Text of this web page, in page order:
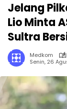
Jelang
Lio Minta
Sultra
Medkom
Senin, 26